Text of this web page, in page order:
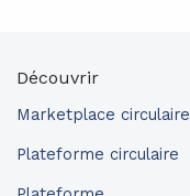
Découvrir
Marketplace circulaire
Plateforme circulaire